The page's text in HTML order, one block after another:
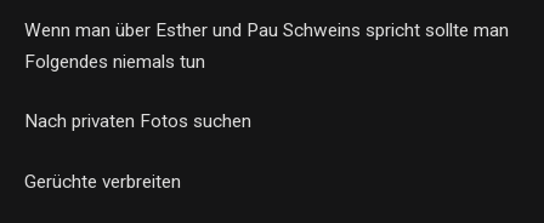
Wenn man über Esther und Pau Schweins spricht sollte man
Folgendes niemals tun
Nach privaten Fotos suchen
Gerüchte verbreiten